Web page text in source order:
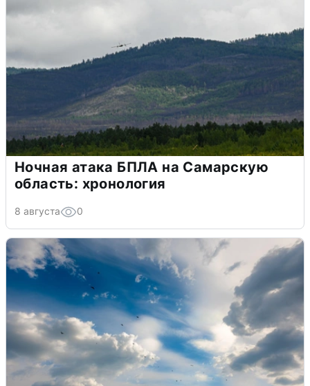
Ночная атака БПЛА на Самарскую
область: хронология
8 августа 0